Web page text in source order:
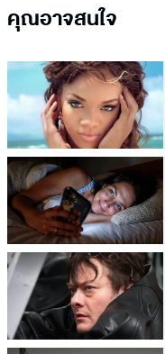
คุณอาจสนใจ